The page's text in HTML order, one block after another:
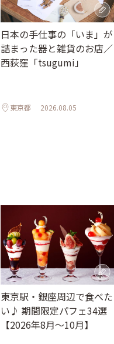
日本の手仕事の「いま」が
詰まった器と雑貨のお店／
西荻窪「tsugumi」
東京都 2026.08.05
東京駅・銀座周辺で食べた
い♪ 期間限定パフェ34選
【2026年8月～10月】